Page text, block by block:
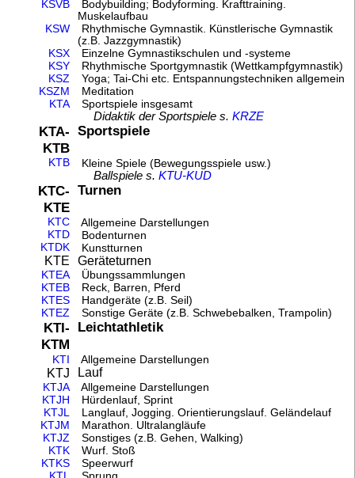
KSVB
Bodybuilding; Bodyforming. Krafttraining.
Muskelaufbau
KSW
Rhythmische Gymnastik. Künstlerische Gymnastik
(z.B. Jazzgymnastik)
KSX
Einzelne Gymnastikschulen und -systeme
KSY
Rhythmische Sportgymnastik (Wettkampfgymnastik)
KSZ
Yoga; Tai-Chi etc. Entspannungstechniken allgemein
KSZM
Meditation
KTA
Sportspiele insgesamt
Didaktik der Sportspiele s.KRZE
KTA-
KTB
Sportspiele
KTB Kleine Spiele (Bewegungsspiele usw.)
Ballspiele s.KTU-KUD
KTC-
KTE
Turnen
KTC
Allgemeine Darstellungen
KTD
Bodenturnen
KTDK
Kunstturnen
KTE Geräteturnen
KTEA
Übungssammlungen
KTEB
Reck, Barren, Pferd
KTES
Handgeräte (z.B. Seil)
KTEZ
Sonstige Geräte (z.B. Schwebebalken, Trampolin)
KTI-
KTM
Leichtathletik
KTI Allgemeine Darstellungen
KTJ Lauf
KTJA
Allgemeine Darstellungen
KTJH
Hürdenlauf, Sprint
KTJL
Langlauf, Jogging. Orientierungslauf. Geländelauf
KTJM
Marathon. Ultralangläufe
KTJZ
Sonstiges (z.B. Gehen, Walking)
KTK
Wurf. Stoß
KTKS
Speerwurf